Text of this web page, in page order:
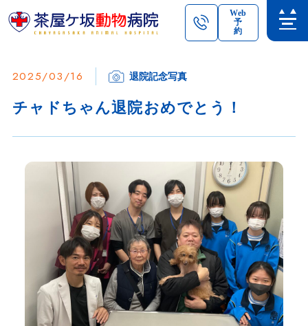
Web
予
約
2025/03/16 退院記念写真
チャドちゃん退院おめでとう！